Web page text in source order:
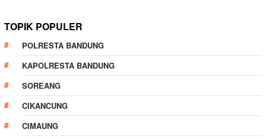
TOPIK POPULER
POLRESTA BANDUNG
KAPOLRESTA BANDUNG
SOREANG
CIKANCUNG
CIMAUNG